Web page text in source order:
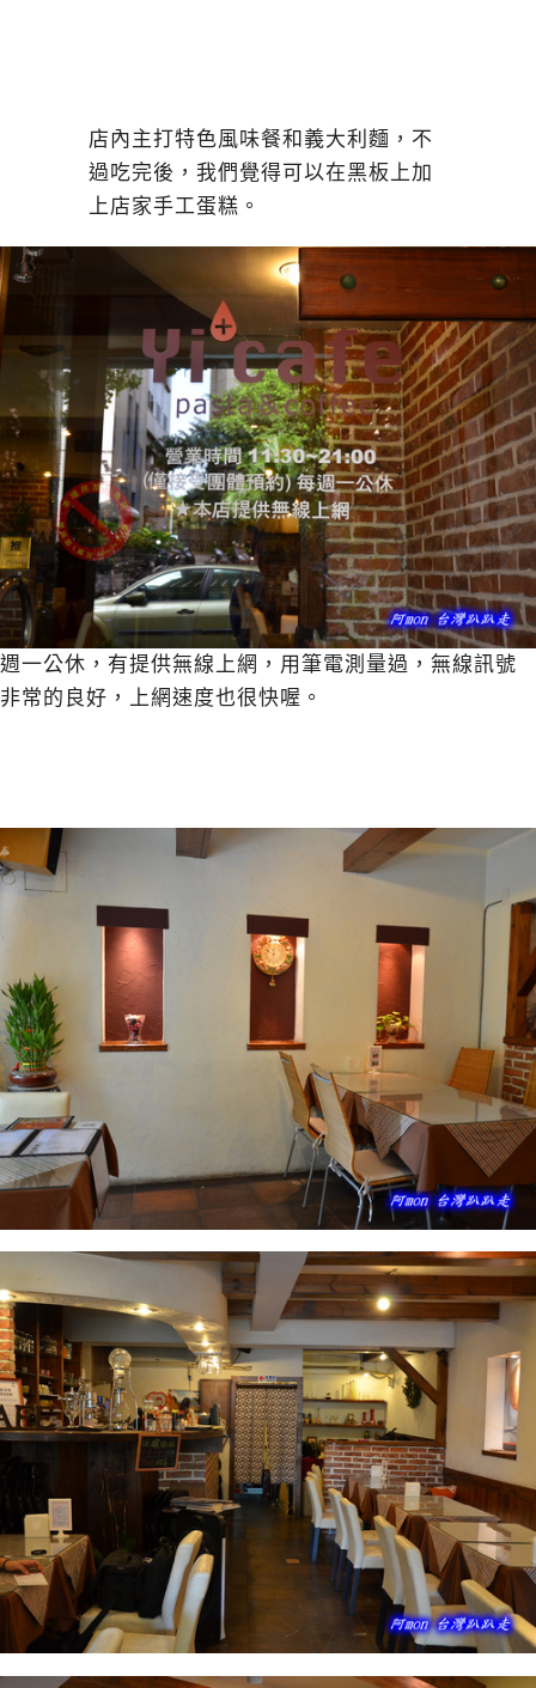
店內主打特色風味餐和義大利麵，不
過吃完後，我們覺得可以在黑板上加
上店家手工蛋糕。
週一公休，有提供無線上網，用筆電測量過，無線訊號
非常的良好，上網速度也很快喔。